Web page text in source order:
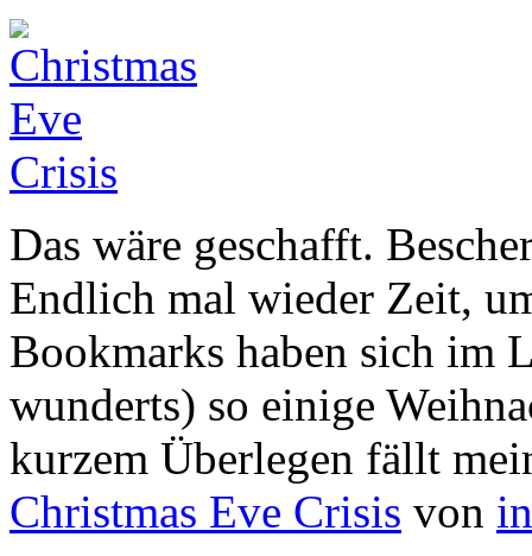
Das wäre geschafft.
Endlich mal wieder Zeit,
Bookmarks haben sich im
wunderts) so einige
kurzem Überlegen fällt
Christmas Eve Crisis von